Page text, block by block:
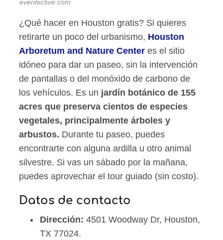
eventective.com
¿Qué hacer en Houston gratis? Si quieres
retirarte un poco del urbanismo, Houston
Arboretum and Nature Center es el sitio
idóneo para dar un paseo, sin la intervención
de pantallas o del monóxido de carbono de
los vehículos. Es un jardín botánico de 155
acres que preserva cientos de especies
vegetales, principalmente árboles y
arbustos. Durante tu paseo, puedes
encontrarte con alguna ardilla u otro animal
silvestre. Si vas un sábado por la mañana,
puedes aprovechar el tour guiado (sin costo).
Datos de contacto
Dirección:4501 Woodway Dr, Houston,
TX 77024.